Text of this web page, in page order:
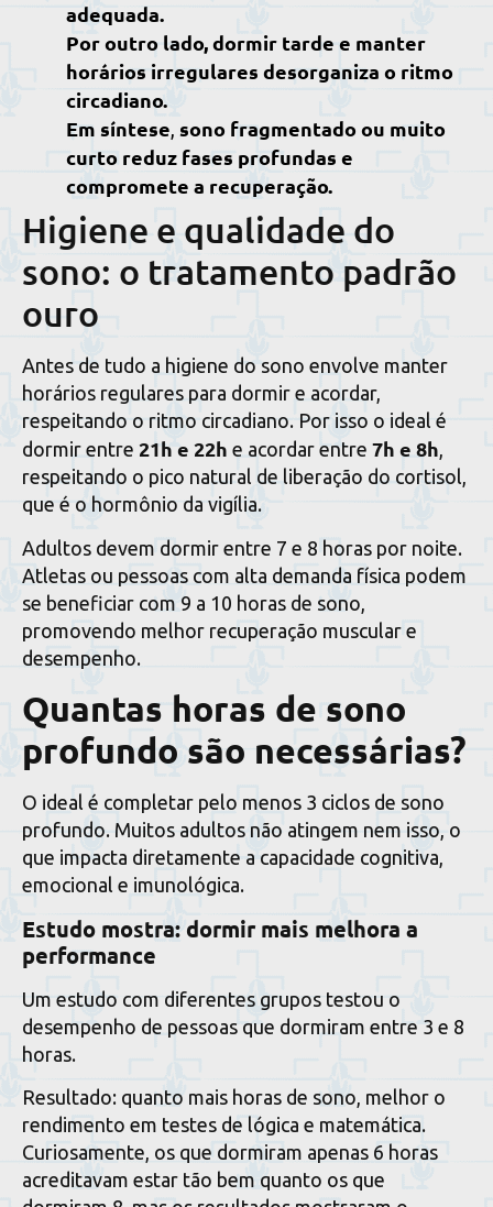
adequada.
Por outro lado, dormir tarde e manter
horários irregulares desorganiza o ritmo
circadiano.
Em síntese, sono fragmentado ou muito
curto reduz fases profundas e
compromete a recuperação.
Higiene e qualidade do
sono: o tratamento padrão
ouro
Antes de tudo a higiene do sono envolve manter
horários regulares para dormir e acordar,
respeitando o ritmo circadiano. Por isso o ideal é
dormir entre 21h e 22h e acordar entre 7h e 8h,
respeitando o pico natural de liberação do cortisol,
que é o hormônio da vigília.
Adultos devem dormir entre 7 e 8 horas por noite.
Atletas ou pessoas com alta demanda física podem
se beneficiar com 9 a 10 horas de sono,
promovendo melhor recuperação muscular e
desempenho.
Quantas horas de sono
profundo são necessárias?
O ideal é completar pelo menos 3 ciclos de sono
profundo. Muitos adultos não atingem nem isso, o
que impacta diretamente a capacidade cognitiva,
emocional e imunológica.
Estudo mostra: dormir mais melhora a
performance
Um estudo com diferentes grupos testou o
desempenho de pessoas que dormiram entre 3 e 8
horas.
Resultado: quanto mais horas de sono, melhor o
rendimento em testes de lógica e matemática.
Curiosamente, os que dormiram apenas 6 horas
acreditavam estar tão bem quanto os que